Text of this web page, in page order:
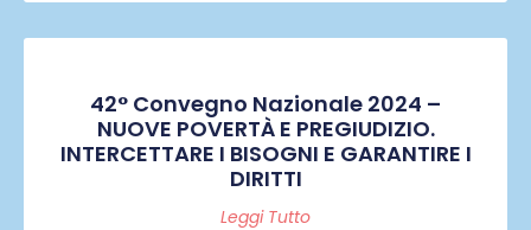
42° Convegno Nazionale 2024 –
NUOVE POVERTÀ E PREGIUDIZIO.
INTERCETTARE I BISOGNI E GARANTIRE I
DIRITTI
Leggi Tutto